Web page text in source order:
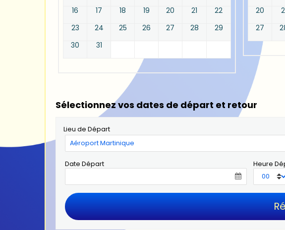
16
17 18 19 20 21
22
23
24 25 26 27 28
29
30
31
20
27
Sélectionnez vos dates de départ et retour
Lieu de Départ
Date Départ Heure